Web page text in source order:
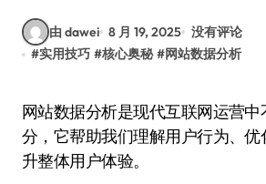
由 dawei 8 月 19, 2025 没有评论
#实用技巧 #核心奥秘 #网站数据分析
网站数据分析是现代互联网运营中不可或缺的一部
分，它帮助我们理解用户行为、
升整体用户体验。